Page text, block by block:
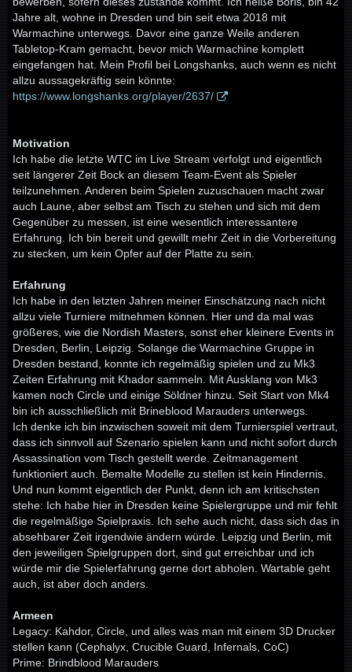
Jahre alt, wohne in Dresden und bin seit etwa 2018 mit
Warmachine unterwegs. Davor eine ganze Weile anderen
Tabletop-Kram gemacht, bevor mich Warmachine komplett
eingefangen hat. Mein Profil bei Longshanks, auch wenn es nicht
allzu aussagekräftig sein könnte:
https://www.longshanks.org/player/2637/
Motivation
Ich habe die letzte WTC im Live Stream verfolgt und eigentlich
seit längerer Zeit Bock an diesem Team-Event als Spieler
teilzunehmen. Anderen beim Spielen zuzuschauen macht zwar
auch Laune, aber selbst am Tisch zu stehen und sich mit dem
Gegenüber zu messen, ist eine wesentlich interessantere
Erfahrung. Ich bin bereit und gewillt mehr Zeit in die Vorbereitung
zu stecken, um kein Opfer auf der Platte zu sein.
Erfahrung
Ich habe in den letzten Jahren meiner Einschätzung nach nicht
allzu viele Turniere mitnehmen können. Hier und da mal was
größeres, wie die Nordish Masters, sonst eher kleinere Events in
Dresden, Berlin, Leipzig. Solange die Warmachine Gruppe in
Dresden bestand, konnte ich regelmäßig spielen und zu Mk3
Zeiten Erfahrung mit Khador sammeln. Mit Ausklang von Mk3
kamen noch Circle und einige Söldner hinzu. Seit Start von Mk4
bin ich ausschließlich mit Brineblood Marauders unterwegs.
Ich denke ich bin inzwischen soweit mit dem Turnierspiel vertraut,
dass ich sinnvoll auf Szenario spielen kann und nicht sofort durch
Assassination vom Tisch gestellt werde. Zeitmanagement
funktioniert auch. Bemalte Modelle zu stellen ist kein Hindernis.
Und nun kommt eigentlich der Punkt, denn ich am kritischsten
stehe: Ich habe hier in Dresden keine Spielergruppe und mir fehlt
die regelmäßige Spielpraxis. Ich sehe auch nicht, dass sich das in
absehbarer Zeit irgendwie ändern würde. Leipzig und Berlin, mit
den jeweiligen Spielgruppen dort, sind gut erreichbar und ich
würde mir die Spielerfahrung gerne dort abholen. Wartable geht
auch, ist aber doch anders.
Armeen
Legacy: Kahdor, Circle, und alles was man mit einem 3D Drucker
stellen kann (Cephalyx, Crucible Guard, Infernals, CoC)
Prime: Brindblood Marauders